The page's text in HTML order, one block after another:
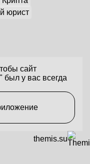
юрист
сайт
был у вас всегда
themis.su